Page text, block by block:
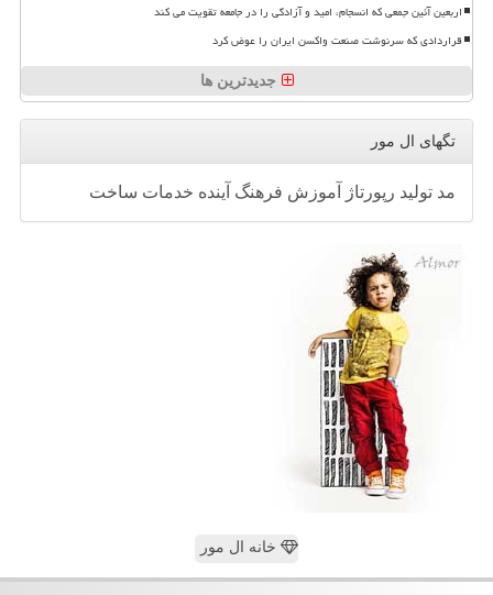
اربعین آئین جمعی که انسجام، امید و آزادگی را در جامعه تقویت می کند
قراردادی که سرنوشت صنعت واکسن ایران را عوض کرد
جدیدترین ها
تگهای ال مور
مد تولید رپورتاژ آموزش فرهنگ آینده خدمات ساخت
خانه ال مور